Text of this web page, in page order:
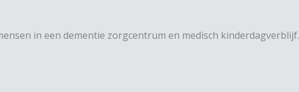
in een dementie zorgcentrum en medisch kinderdagverblijf.